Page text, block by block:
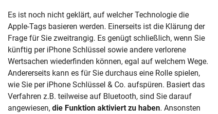
Es ist noch nicht geklärt, auf welcher Technologie die
Apple-Tags basieren werden. Einerseits ist die Klärung der
Frage für Sie zweitrangig. Es genügt schließlich, wenn Sie
künftig per iPhone Schlüssel sowie andere verlorene
Wertsachen wiederfinden können, egal auf welchem Wege.
Andererseits kann es für Sie durchaus eine Rolle spielen,
wie Sie per iPhone Schlüssel & Co. aufspüren. Basiert das
Verfahren z.B. teilweise auf Bluetooth, sind Sie darauf
angewiesen, die Funktion aktiviert zu haben. Ansonsten